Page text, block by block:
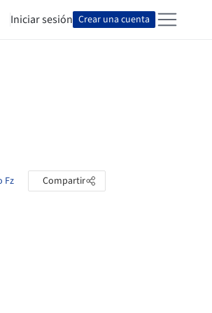
Iniciar sesión Crear una cuenta
Fz Compartir